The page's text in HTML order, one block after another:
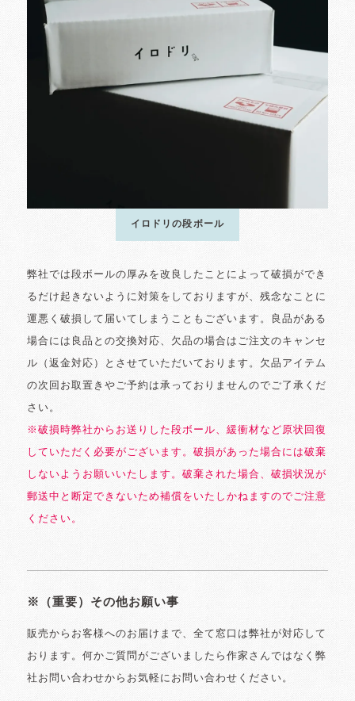
イロドリの段ボール
弊社では段ボールの厚みを改良したことによって破損ができ
るだけ起きないように対策をしておりますが、残念なことに
運悪く破損して届いてしまうこともございます。良品がある
場合には良品との交換対応、欠品の場合はご注文のキャンセ
ル（返金対応）とさせていただいております。欠品アイテム
の次回お取置きやご予約は承っておりませんのでご了承くだ
さい。
※破損時弊社からお送りした段ボール、緩衝材など原状回復
していただく必要がございます。破損があった場合には破棄
しないようお願いいたします。破棄された場合、破損状況が
郵送中と断定できないため補償をいたしかねますのでご注意
ください。
※（重要）その他お願い事
販売からお客様へのお届けまで、全て窓口は弊社が対応して
おります。何かご質問がございましたら作家さんではなく弊
社お問い合わせからお気軽にお問い合わせください。